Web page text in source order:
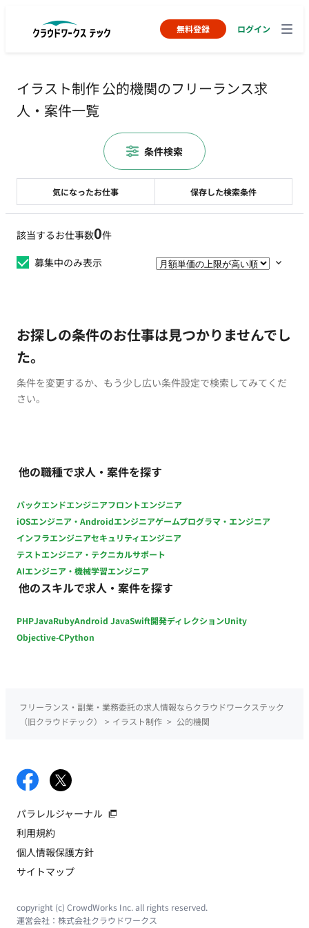
無料登録 ログイン
イラスト制作 公的機関のフリーランス求
人・案件一覧
該当するお仕事数0件
募集中のみ表示
お探しの条件のお仕事は見つかりませんでし
た。
条件を変更するか、もう少し広い条件設定で検索してみてくだ
さい。
他の職種で求人・案件を探す
バックエンドエンジニアフロントエンジニア
iOSエンジニア・Androidエンジニアゲームプログラマ・エンジニア
インフラエンジニアセキュリティエンジニア
テストエンジニア・テクニカルサポート
AIエンジニア・機械学習エンジニア
他のスキルで求人・案件を探す
PHPJavaRubyAndroid JavaSwift開発ディレクションUnity
Objective-CPython
気になったお仕事 保存した検索条件
条件検索
フリーランス・副業・業務委託の求人情報ならクラウドワークステック
（旧クラウドテック）
> イラスト制作 > 公的機関
パラレルジャーナル
利用規約
個人情報保護方針
サイトマップ
copyright (c) CrowdWorks Inc. all rights reserved.
運営会社： 株式会社クラウドワークス